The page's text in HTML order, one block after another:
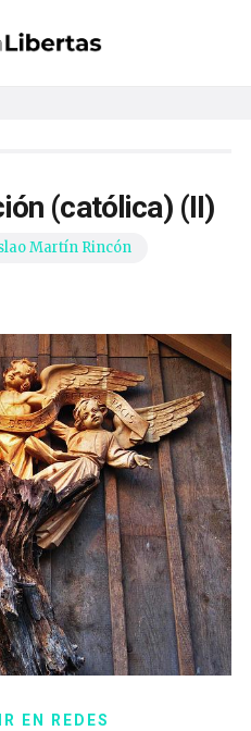
(católica) (II)
Martín Rincón
EN REDES